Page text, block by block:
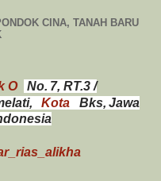
CINA, TANAH BARU
O
No. 7, RT.3 /
Kota
Bks, Jawa